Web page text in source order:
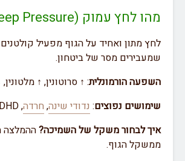
מהו לחץ עמוק (Deep Pressure)
לחץ מתון ואחיד על הגוף מפעיל
שמעבירים מסר של ביטחון.
השפעה הורמונלית: ↑ סרוטונין, ↑
שימושים נפוצים: נדודי שינה, חרדה, ADHD, קרקוע רגשי.
איך לבחור משקל של השמיכה?
ממשקל הגוף.